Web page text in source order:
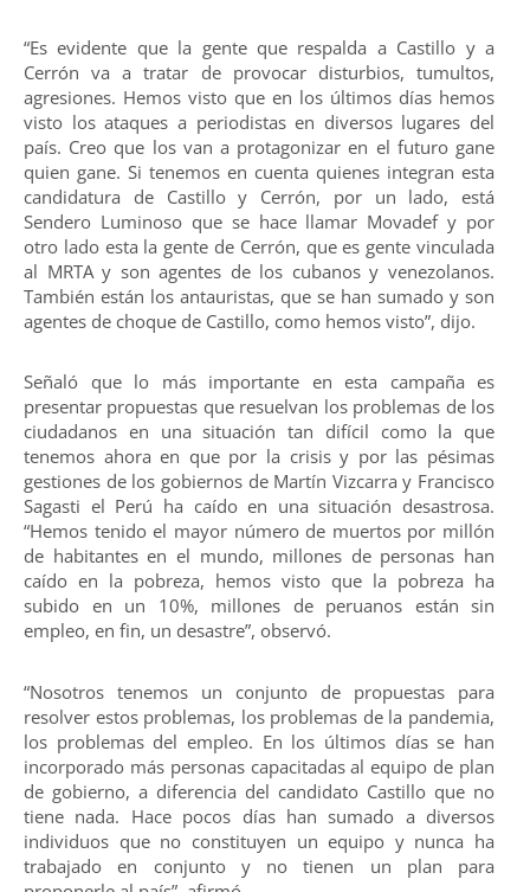
“Es evidente que la gente que respalda a Castillo y a
Cerrón va a tratar de provocar disturbios, tumultos,
agresiones. Hemos visto que en los últimos días hemos
visto los ataques a periodistas en diversos lugares del
país. Creo que los van a protagonizar en el futuro gane
quien gane. Si tenemos en cuenta quienes integran esta
candidatura de Castillo y Cerrón, por un lado, está
Sendero Luminoso que se hace llamar Movadef y por
otro lado esta la gente de Cerrón, que es gente vinculada
al MRTA y son agentes de los cubanos y venezolanos.
También están los antauristas, que se han sumado y son
agentes de choque de Castillo, como hemos visto”, dijo.
Señaló que lo más importante en esta campaña es
presentar propuestas que resuelvan los problemas de los
ciudadanos en una situación tan difícil como la que
tenemos ahora en que por la crisis y por las pésimas
gestiones de los gobiernos de Martín Vizcarra y Francisco
Sagasti el Perú ha caído en una situación desastrosa.
“Hemos tenido el mayor número de muertos por millón
de habitantes en el mundo, millones de personas han
caído en la pobreza, hemos visto que la pobreza ha
subido en un 10%, millones de peruanos están sin
empleo, en fin, un desastre”, observó.
“Nosotros tenemos un conjunto de propuestas para
resolver estos problemas, los problemas de la pandemia,
los problemas del empleo. En los últimos días se han
incorporado más personas capacitadas al equipo de plan
de gobierno, a diferencia del candidato Castillo que no
tiene nada. Hace pocos días han sumado a diversos
individuos que no constituyen un equipo y nunca ha
trabajado en conjunto y no tienen un plan para